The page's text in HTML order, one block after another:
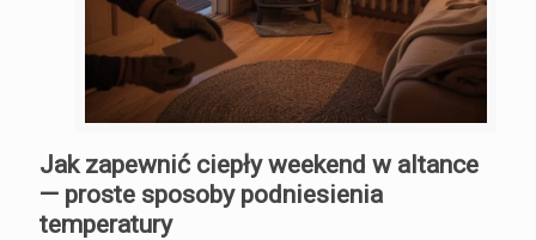
Jak zapewnić ciepły weekend w altance
— proste sposoby podniesienia
temperatury